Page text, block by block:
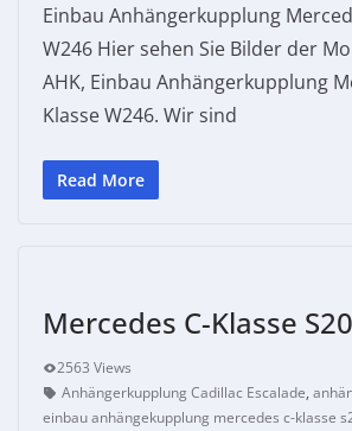
Einbau Anhängerkupplung
W246 Hier sehen Sie Bilder der
AHK, Einbau Anhängerkupplung
Klasse W246. Wir sind
Read More
Mercedes C-Klasse
2563 Views
Anhängerkupplung Cadillac Escalade,
einbau anhängekupplung mercedes c-klasse